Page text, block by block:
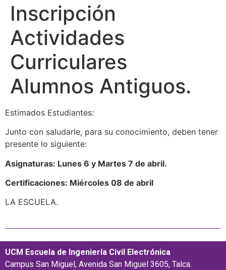
Inscripción
Actividades
Curriculares
Alumnos Antiguos.
Estimados Estudiantes:
Junto con saludarle, para su conocimiento, deben tener
presente lo siguiente:
Asignaturas: Lunes 6 y Martes 7 de abril.
Certificaciones: Miércoles 08 de abril
LA ESCUELA.
UCM Escuela de Ingeniería Civil Electrónica
Campus San Miguel, Avenida San Miguel 3605, Talca.